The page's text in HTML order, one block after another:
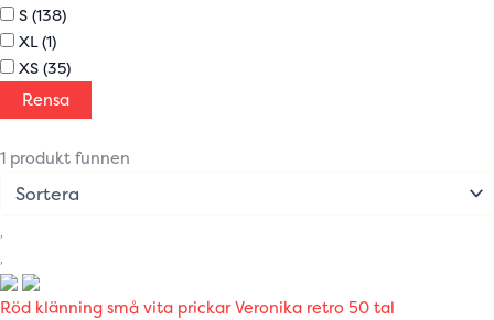
S (138)
XL (1)
XS (35)
Rensa
1 produkt funnen
Röd klänning små vita prickar Veronika retro 50 tal